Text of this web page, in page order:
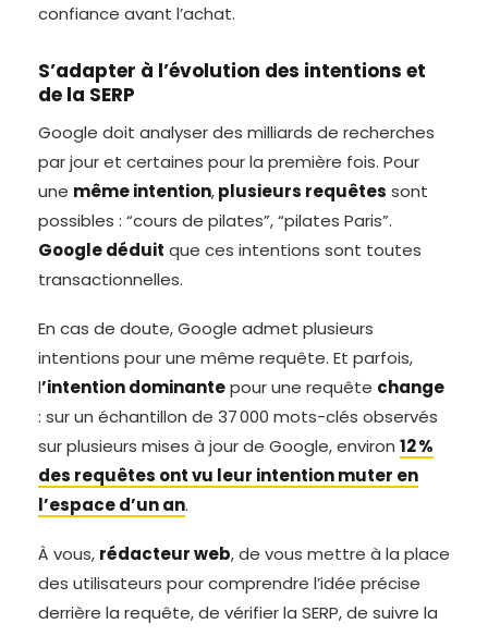
confiance avant l’achat.
S’adapter à l’évolution des intentions et
de la SERP
Google doit analyser des milliards de recherches
par jour et certaines pour la première fois. Pour
une même intention,plusieurs requêtes sont
possibles : “cours de pilates”, “pilates Paris”.
Google déduit que ces intentions sont toutes
transactionnelles.
En cas de doute, Google admet plusieurs
intentions pour une même requête. Et parfois,
l’intention dominantepour une requête change
: sur un échantillon de 37 000 mots-clés observés
sur plusieurs mises à jour de Google, environ 12 %
des requêtes ont vu leur intention muter en
l’espace d’un an.
À vous, rédacteur web, de vous mettre à la place
des utilisateurs pour comprendre l’idée précise
derrière la requête, de vérifier la SERP, de suivre la